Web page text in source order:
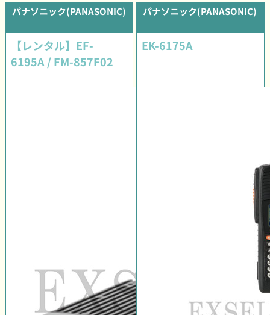
パナソニック(PANASONIC)
【レンタル】EF-
6195A / FM-857F02
パナソニック(PANASONIC)
EK-6175A